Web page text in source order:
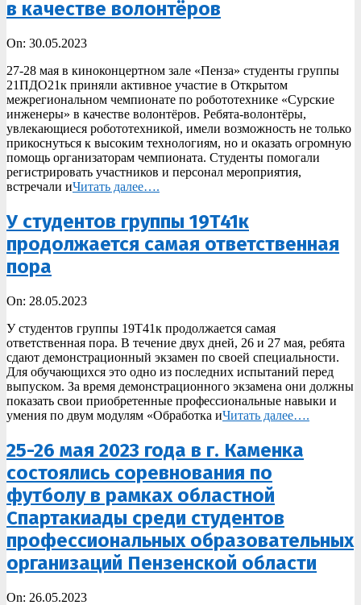
в качестве волонтёров
2023-
30
On: 30.05.2023
27-28 мая в киноконцертном зале «Пенза» студенты группы
21ПДО21к приняли активное участие в Открытом
межрегиональном чемпионате по робототехнике «Сурские
инженеры» в качестве волонтёров. Ребята-волонтёры,
увлекающиеся робототехникой, имели возможность не только
прикоснуться к высоким технологиям, но и оказать огромную
помощь организаторам чемпионата. Студенты помогали
регистрировать участников и персонал мероприятия,
встречали иЧитать далее….
У студентов группы 19Т41к
продолжается самая ответственная
пора
2023-
28
On: 28.05.2023
У студентов группы 19Т41к продолжается самая
ответственная пора. В течение двух дней, 26 и 27 мая, ребята
сдают демонстрационный экзамен по своей специальности.
Для обучающихся это одно из последних испытаний перед
выпуском. За время демонстрационного экзамена они должны
показать свои приобретенные профессиональные навыки и
умения по двум модулям «Обработка иЧитать далее….
25-26 мая 2023 года в г. Каменка
состоялись соревнования по
футболу в рамках областной
Спартакиады среди студентов
профессиональных образовательных
организаций Пензенской области
2023-
On: 26.05.2023